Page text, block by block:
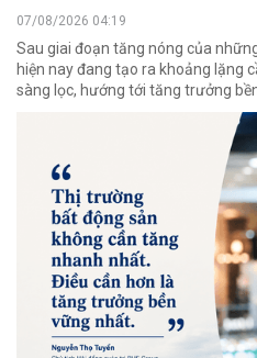
07/08/2026 04:19
Sau giai đoạn tăng nóng của
hiện nay đang tạo ra khoảng lặng
sàng lọc, hướng tới tăng trưởng